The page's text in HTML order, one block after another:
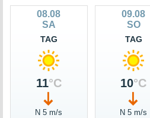
08.08
SA
TAG
11°C
N 5 m/s
09.08
SO
TAG
10°C
N 5 m/s